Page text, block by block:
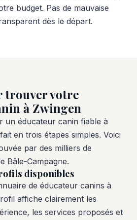
budget. Pas de mauvaise
dès le départ.
trouver votre
à Zwingen
un éducateur canin fiable à
en trois étapes simples. Voici
par des milliers de
Bâle-Campagne.
disponibles
de éducateur canins à
affiche clairement les
les services proposés et